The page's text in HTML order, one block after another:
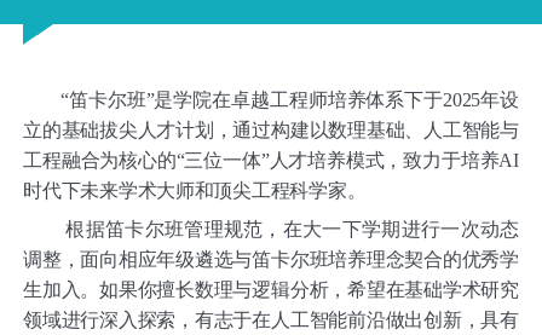
“笛卡尔班”是学院在卓越工程师培养体系下于2025年设
立的基础拔尖人才计划，通过构建以数理基础、人工智能与
工程融合为核心的“三位一体”人才培养模式，致力于培养AI
时代下未来学术大师和顶尖工程科学家。
根据笛卡尔班管理规范，在大一下学期进行一次动态
调整，面向相应年级遴选与笛卡尔班培养理念契合的优秀学
生加入。如果你擅长数理与逻辑分析，希望在基础学术研究
领域进行深入探索，有志于在人工智能前沿做出创新，具有